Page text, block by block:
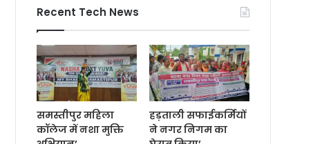
Recent Tech News
समस्तीपुर महिला
कॉलेज में नशा मुक्ति
हड़ताली सफाईकर्मियों
ने नगर निगम का